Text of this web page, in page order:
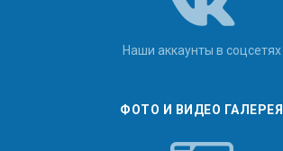
Наши аккаунты в соцсетях
ФОТО И ВИДЕО ГАЛЕРЕЯ